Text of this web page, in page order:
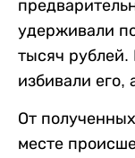
удерживали
тысяч
избивали его,
От
месте